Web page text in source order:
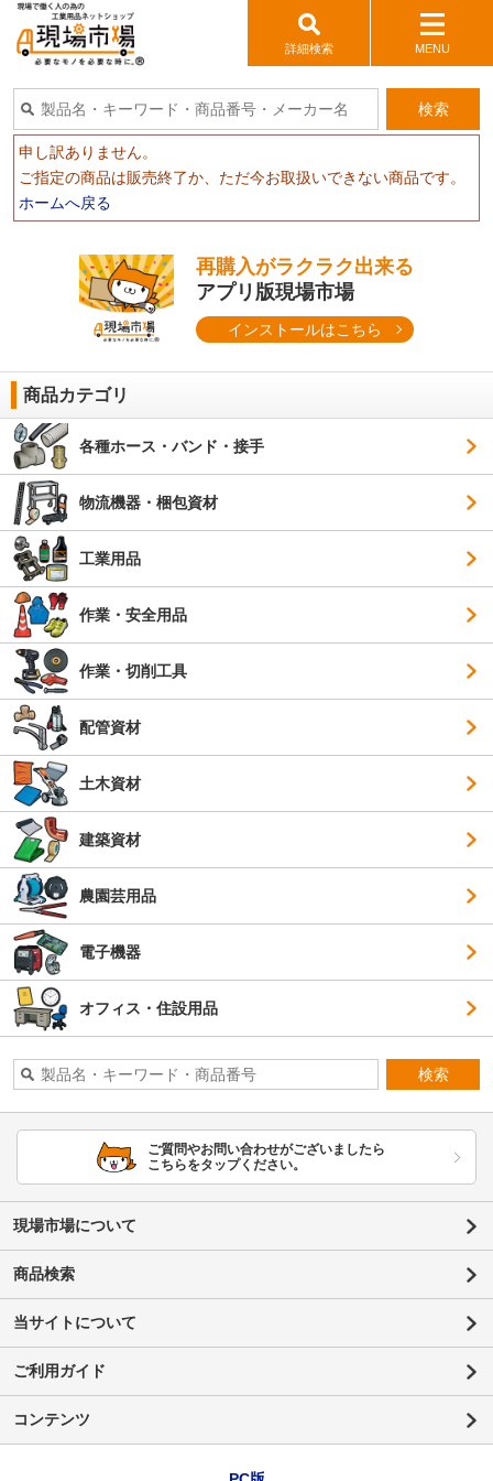
詳細検索 MENU
検索
申し訳ありません。
ご指定の商品は販売終了か、ただ今お取扱いできない商品です。
ホームへ戻る
再購入がラクラク出来る
アプリ版現場市場
インストールはこちら
商品カテゴリ
各種ホース・バンド・接手
物流機器・梱包資材
工業用品
作業・安全用品
作業・切削工具
配管資材
土木資材
建築資材
農園芸用品
電子機器
オフィス・住設用品
検索
ご質問やお問い合わせがございましたら
こちらをタップください。
現場市場について
商品検索
当サイトについて
ご利用ガイド
コンテンツ